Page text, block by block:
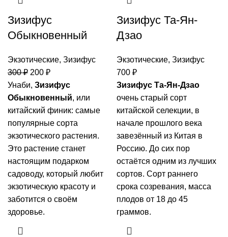
Зизифус
Обыкновенный
Экзотические, Зизифус
300₽ 200 ₽
Унаби, Зизифус
Обыкновенный, или
китайский финик: самые
популярные сорта
экзотического растения.
Это растение станет
настоящим подарком
садоводу, который любит
экзотическую красоту и
заботится о своём
здоровье.
Зизифус Та-Ян-
Дзао
Экзотические, Зизифус
700 ₽
Зизифус Та-Ян-Дзао
очень старый сорт
китайской селекции, в
начале прошлого века
завезённый из Китая в
Россию. До сих пор
остаётся одним из лучших
сортов. Сорт раннего
срока созревания, масса
плодов от 18 до 45
граммов.